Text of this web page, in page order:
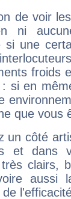
de voir
ni
si une
froids
: si en
que vous
un côté
et dans
très clairs,
aussi